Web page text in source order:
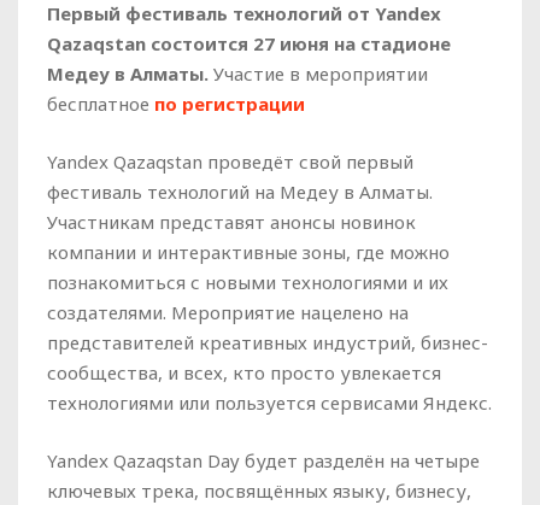
Первый фестиваль технологий от Yandex
Qazaqstan состоится 27 июня на стадионе
Медеу в Алматы. Участие в мероприятии
бесплатное по регистрации
Yandex Qazaqstan проведёт свой первый
фестиваль технологий на Медеу в Алматы.
Участникам представят анонсы новинок
компании и интерактивные зоны, где можно
познакомиться с новыми технологиями и их
создателями. Мероприятие нацелено на
представителей креативных индустрий, бизнес-
сообщества, и всех, кто просто увлекается
технологиями или пользуется сервисами Яндекс.
Yandex Qazaqstan Day будет разделён на четыре
ключевых трека, посвящённых языку, бизнесу,